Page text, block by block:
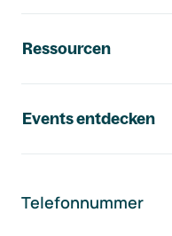
Ressourcen
Events entdecken
Telefonnummer